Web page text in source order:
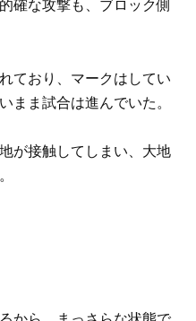
確な攻撃も、ブロック側
ており、マークはしてい
まま試合は進んでいた。
が接触してしまい、大地